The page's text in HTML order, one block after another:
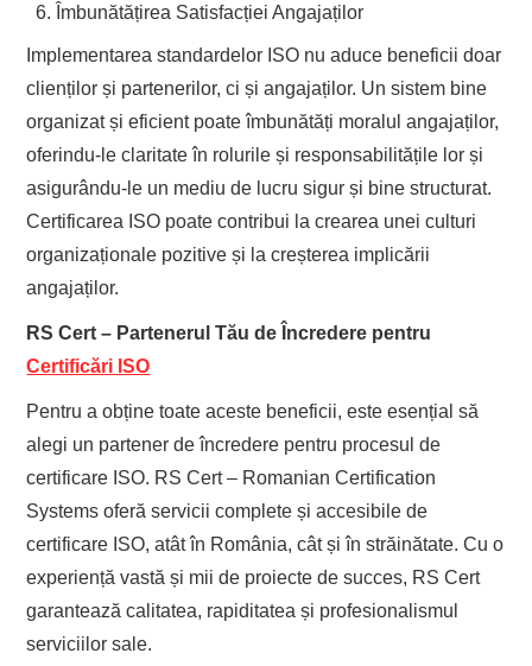
Îmbunătățirea Satisfacției Angajaților
Implementarea standardelor ISO nu aduce beneficii doar
clienților și partenerilor, ci și angajaților. Un sistem bine
organizat și eficient poate îmbunătăți moralul angajaților,
oferindu-le claritate în rolurile și responsabilitățile lor și
asigurându-le un mediu de lucru sigur și bine structurat.
Certificarea ISO poate contribui la crearea unei culturi
organizaționale pozitive și la creșterea implicării
angajaților.
RS Cert – Partenerul Tău de Încredere pentru
Certificări ISO
Pentru a obține toate aceste beneficii, este esențial să
alegi un partener de încredere pentru procesul de
certificare ISO. RS Cert – Romanian Certification
Systems oferă servicii complete și accesibile de
certificare ISO, atât în România, cât și în străinătate. Cu o
experiență vastă și mii de proiecte de succes, RS Cert
garantează calitatea, rapiditatea și profesionalismul
serviciilor sale.